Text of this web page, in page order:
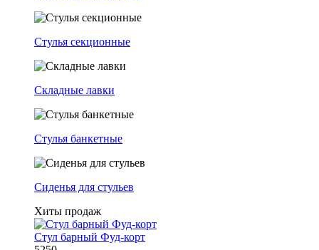
Стулья секционные
Складные лавки
Стулья банкетные
Сиденья для стульев
Хиты продаж
Стул барный Фуд-корт